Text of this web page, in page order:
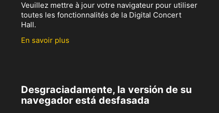
Veuillez mettre à jour votre navigateur pour utiliser
toutes les fonctionnalités de la Digital Concert
Hall.
En savoir plus
Desgraciadamente, la versión de su
navegador está desfasada